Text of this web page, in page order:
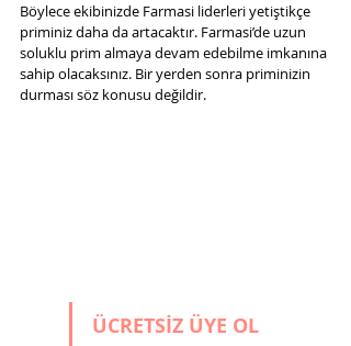
Böylece ekibinizde Farmasi liderleri yetiştikçe
priminiz daha da artacaktır. Farmasi’de uzun
soluklu prim almaya devam edebilme imkanına
sahip olacaksınız. Bir yerden sonra priminizin
durması söz konusu değildir.
ÜCRETSİZ ÜYE OL